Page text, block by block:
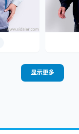
显示更多